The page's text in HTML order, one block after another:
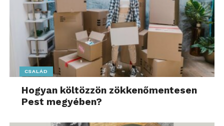
CSALÁD
Hogyan költözzön zökkenőmentesen
Pest megyében?